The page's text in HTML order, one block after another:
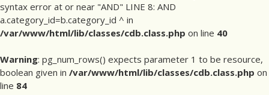
syntax error at or near "AND" LINE 8: AND
a.category_id=b.category_id ^ in
/var/www/html/lib/classes/cdb.class.php on line 40
Warning: pg_num_rows() expects parameter 1 to be resource,
boolean given in /var/www/html/lib/classes/cdb.class.php on
line 84